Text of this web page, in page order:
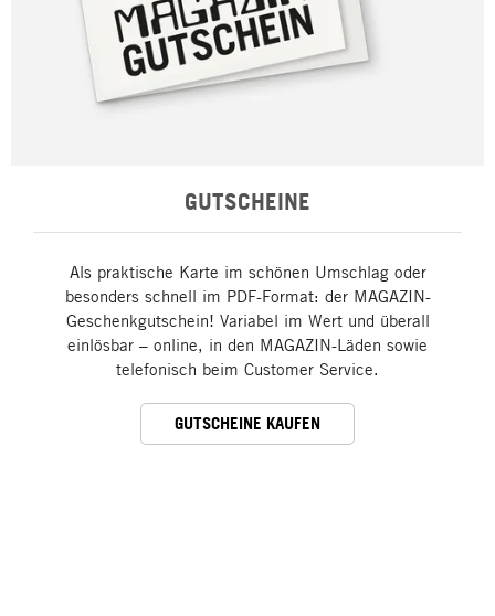
GUTSCHEINE
Als praktische Karte im schönen Umschlag oder
besonders schnell im PDF-Format: der MAGAZIN-
Geschenkgutschein! Variabel im Wert und überall
einlösbar – online, in den MAGAZIN-Läden sowie
telefonisch beim Customer Service.
GUTSCHEINE KAUFEN